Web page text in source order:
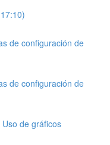
de configuración de
de configuración de
Uso de gráficos